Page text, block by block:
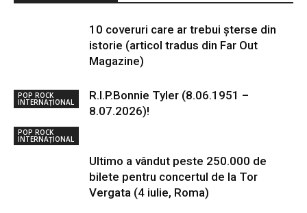
POP ROCK
INTERNAȚIONAL
10 coveruri care ar trebui șterse din
istorie (articol tradus din Far Out
Magazine)
POP ROCK
INTERNAȚIONAL
R.I.P.Bonnie Tyler (8.06.1951 –
8.07.2026)!
Ultimo a vândut peste 250.000 de
bilete pentru concertul de la Tor
Vergata (4 iulie, Roma)